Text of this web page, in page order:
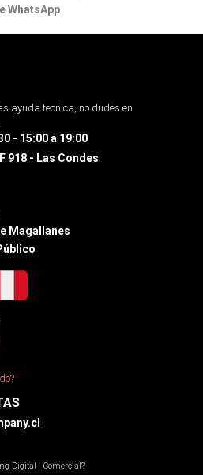
WhatsApp
ayuda tecnica, no dudes en
- 15:00 a 19:00
918 - Las Condes
Magallanes
Digital - Comercial?